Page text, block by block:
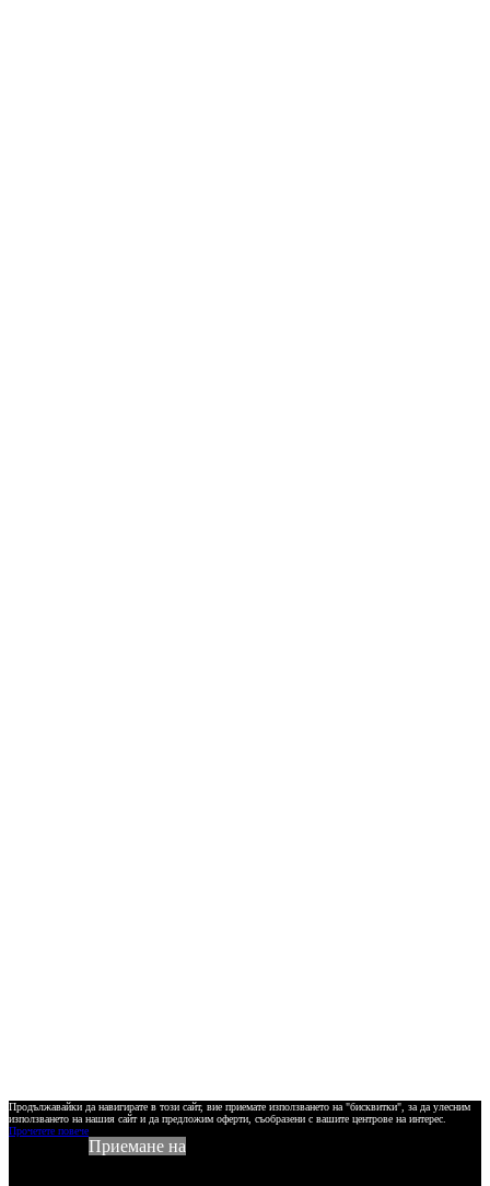
Продължавайки да навигирате в този сайт, вие приемате използването на "бисквитки", за да улесним
използването на нашия сайт и да предложим оферти, съобразени с вашите центрове на интерес.
Прочетете повече
Приемане на